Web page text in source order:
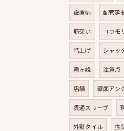
設置幅 配管延
筋交い コウモ
階上げ シャッ
霧ヶ峰 注意点
店舗 壁面アン
貫通スリーブ
外壁タイル 換